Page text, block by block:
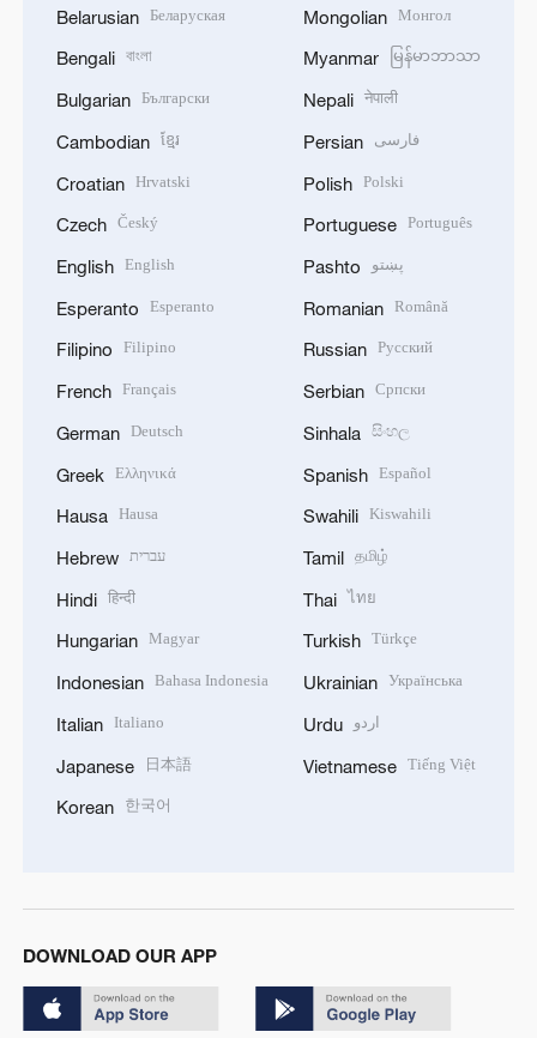
Belarusian Беларуская
Bengali বাংলা
Bulgarian Български
Cambodian ខ្មែរ
Croatian Hrvatski
Czech Český
English English
Esperanto Esperanto
Filipino Filipino
French Français
German Deutsch
Greek Ελληνικά
Hausa Hausa
Hebrew עברית
Hindi हिन्दी
Hungarian Magyar
Indonesian Bahasa Indonesia
Italian Italiano
Japanese 日本語
Korean 한국어
Mongolian Монгол
Myanmar မြန်မာဘာသာ
Nepali नेपाली
Persian فارسی
Polish Polski
Portuguese Português
Pashto پښتو
Romanian Română
Russian Русский
Serbian Српски
Sinhala සිංහල
Spanish Español
Swahili Kiswahili
Tamil தமிழ்
Thai ไทย
Turkish Türkçe
Ukrainian Українська
Urdu اردو
Vietnamese Tiếng Việt
DOWNLOAD OUR APP